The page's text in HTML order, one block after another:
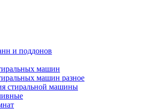
и поддонов
машин
машин разное
стиральной машины